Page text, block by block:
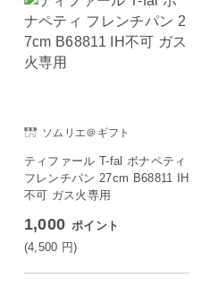
ソムリエ＠ギフト
ティファール T-fal ボナペティ
フレンチパン 27cm B68811 IH
不可 ガス火専用
1,000 ポイント
(4,500 円)